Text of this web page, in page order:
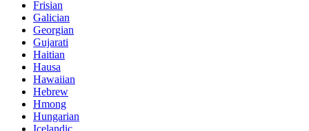
Frisian
Galician
Georgian
Gujarati
Haitian
Hausa
Hawaiian
Hebrew
Hmong
Hungarian
Icelandic